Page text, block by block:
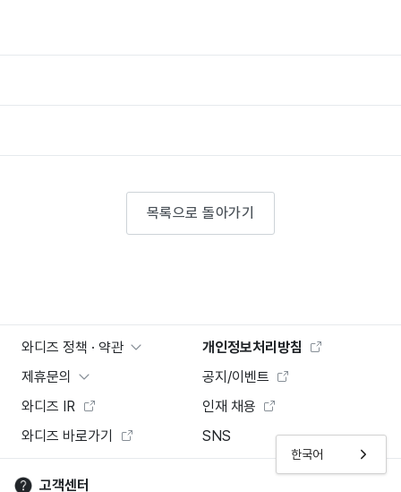
한국어
목록으로 돌아가기
와디즈 정책 · 약관
개인정보처리방침
제휴문의
공지/이벤트
와디즈 IR
인재 채용
와디즈 바로가기
SNS
고객센터